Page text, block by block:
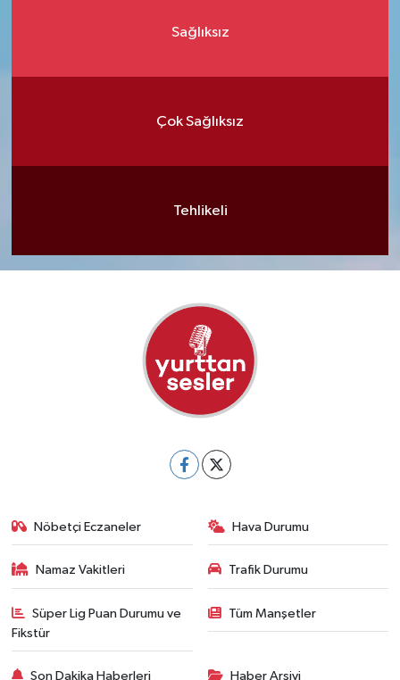
Sağlıksız
Çok Sağlıksız
Tehlikeli
Nöbetçi Eczaneler Hava Durumu
Namaz Vakitleri Trafik Durumu
Süper Lig Puan Durumu ve
Fikstür
Tüm Manşetler
Son Dakika Haberleri Haber Arşivi